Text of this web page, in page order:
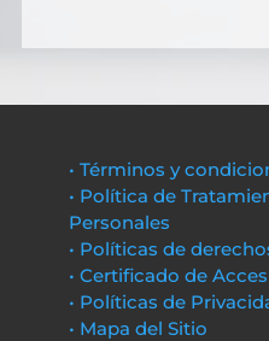
• Términos y
• Política de
Personales
• Políticas de
• Certificado de
• Políticas de
• Mapa del Sitio